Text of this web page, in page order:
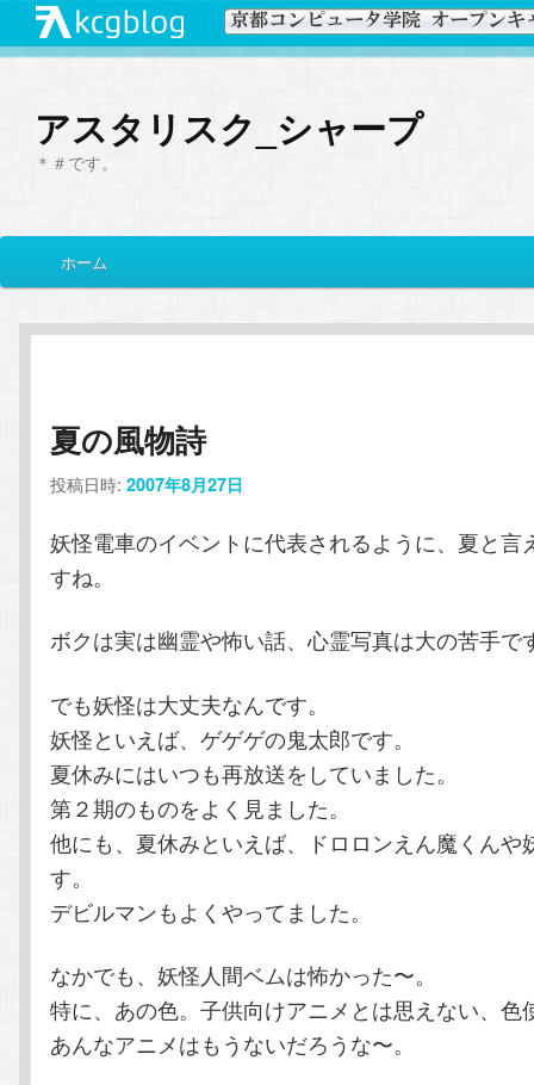
アスタリスク_シャープ
＊＃です。
イ
メ
イ
コ
ン
テ
へ
移
動
サ
ブ
ン
テ
ン
移
動
ホーム
夏の風物詩
投稿日時:2007年8月27日
妖怪電車のイベントに代表されるように、夏と言
すね。
ボクは実は幽霊や怖い話、心霊写真は大の苦手で
でも妖怪は大丈夫なんです。
妖怪といえば、ゲゲゲの鬼太郎です。
夏休みにはいつも再放送をしていました。
第２期のものをよく見ました。
他にも、夏休みといえば、ドロロンえん魔くんや
す。
デビルマンもよくやってました。
なかでも、妖怪人間ベムは怖かった〜。
特に、あの色。子供向けアニメとは思えない、色
あんなアニメはもうないだろうな〜。